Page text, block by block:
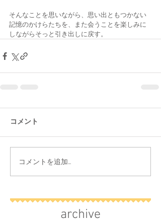
そんなことを思いながら、思い出ともつかない
記憶のかけらたちを、また会うことを楽しみに
しながらそっと引き出しに戻す。
コメント
コメントを追加…
archive